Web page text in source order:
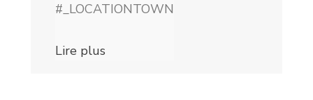
#_LOCATIONTOWN
Lire plus